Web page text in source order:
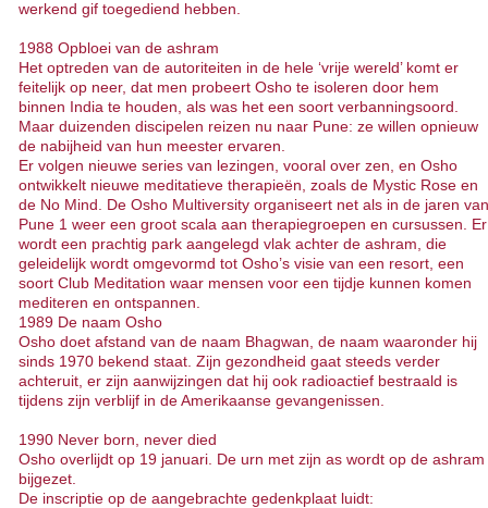
werkend gif toegediend hebben.
1988 Opbloei van de ashram
Het optreden van de autoriteiten in de hele ‘vrije wereld’ komt er
feitelijk op neer, dat men probeert Osho te isoleren door hem
binnen India te houden, als was het een soort verbanningsoord.
Maar duizenden discipelen reizen nu naar Pune: ze willen opnieuw
de nabijheid van hun meester ervaren.
Er volgen nieuwe series van lezingen, vooral over zen, en Osho
ontwikkelt nieuwe meditatieve therapieën, zoals de Mystic Rose en
de No Mind. De Osho Multiversity organiseert net als in de jaren van
Pune 1 weer een groot scala aan therapiegroepen en cursussen. Er
wordt een prachtig park aangelegd vlak achter de ashram, die
geleidelijk wordt omgevormd tot Osho’s visie van een resort, een
soort Club Meditation waar mensen voor een tijdje kunnen komen
mediteren en ontspannen.
1989 De naam Osho
Osho doet afstand van de naam Bhagwan, de naam waaronder hij
sinds 1970 bekend staat. Zijn gezondheid gaat steeds verder
achteruit, er zijn aanwijzingen dat hij ook radioactief bestraald is
tijdens zijn verblijf in de Amerikaanse gevangenissen.
1990 Never born, never died
Osho overlijdt op 19 januari. De urn met zijn as wordt op de ashram
bijgezet.
De inscriptie op de aangebrachte gedenkplaat luidt: